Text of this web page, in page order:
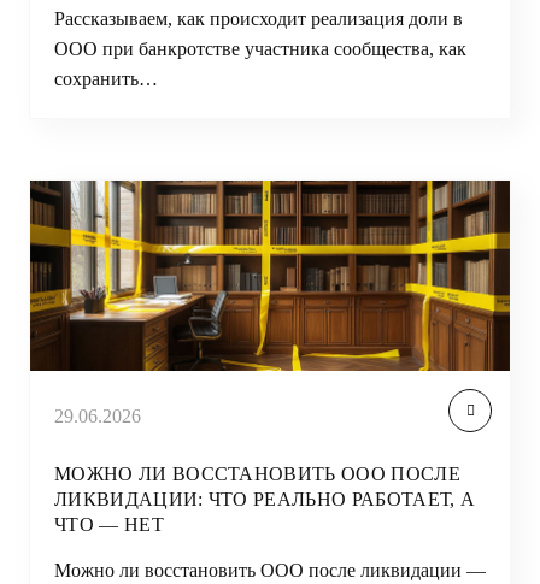
Рассказываем, как происходит реализация доли в
ООО при банкротстве участника сообщества, как
сохранить…
29.06.2026
МОЖНО ЛИ ВОССТАНОВИТЬ ООО ПОСЛЕ
ЛИКВИДАЦИИ: ЧТО РЕАЛЬНО РАБОТАЕТ, А
ЧТО — НЕТ
Можно ли восстановить ООО после ликвидации —